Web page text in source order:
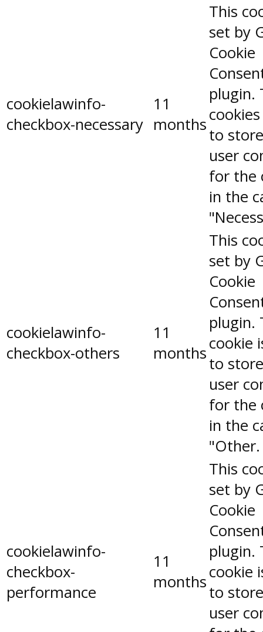
cookielawinfo-
checkbox-necessary
11
months
This
set by
Cookie
plugin.
to
user
for the
in the
cookielawinfo-
checkbox-others
11
months
This
set by
Cookie
plugin.
cookie
to
user
for the
in the
"Other.
cookielawinfo-
checkbox-
performance
11
months
This
set by
Cookie
plugin.
cookie
to
user